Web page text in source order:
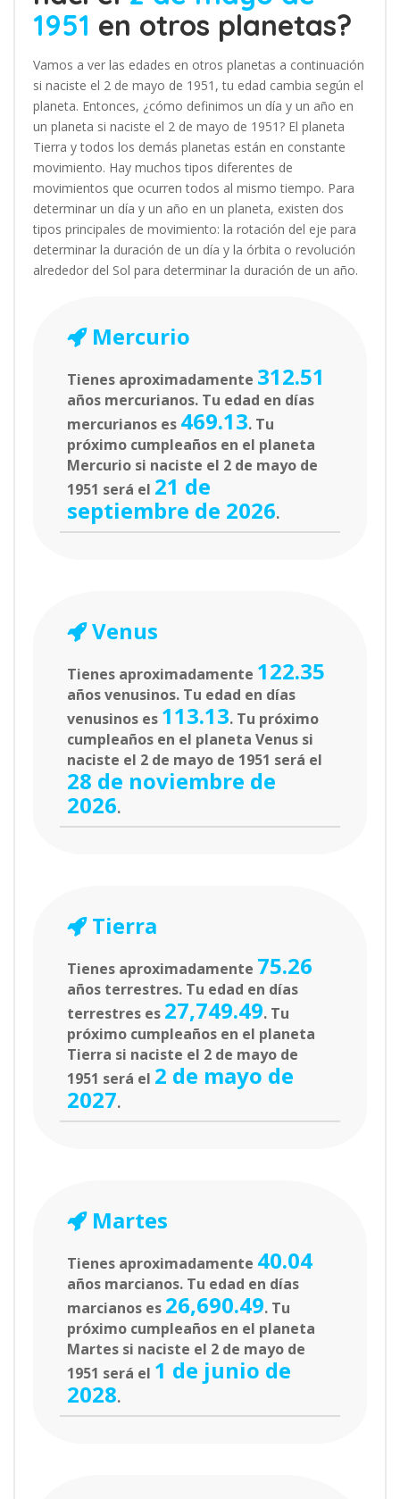
1951 en otros planetas?
Vamos a ver las edades en otros planetas a continuación
si naciste el 2 de mayo de 1951, tu edad cambia según el
planeta. Entonces, ¿cómo definimos un día y un año en
un planeta si naciste el 2 de mayo de 1951? El planeta
Tierra y todos los demás planetas están en constante
movimiento. Hay muchos tipos diferentes de
movimientos que ocurren todos al mismo tiempo. Para
determinar un día y un año en un planeta, existen dos
tipos principales de movimiento: la rotación del eje para
determinar la duración de un día y la órbita o revolución
alrededor del Sol para determinar la duración de un año.
Mercurio
Tienes aproximadamente 312.51
años mercurianos. Tu edad en días
mercurianos es 469.13. Tu
próximo cumpleaños en el planeta
Mercurio si naciste el 2 de mayo de
1951 será el 21 de
septiembre de 2026.
Venus
Tienes aproximadamente 122.35
años venusinos. Tu edad en días
venusinos es 113.13. Tu próximo
cumpleaños en el planeta Venus si
naciste el 2 de mayo de 1951 será el
28 de noviembre de
2026.
Tierra
Tienes aproximadamente 75.26
años terrestres. Tu edad en días
terrestres es 27,749.49. Tu
próximo cumpleaños en el planeta
Tierra si naciste el 2 de mayo de
1951 será el 2 de mayo de
2027.
Martes
Tienes aproximadamente 40.04
años marcianos. Tu edad en días
marcianos es 26,690.49. Tu
próximo cumpleaños en el planeta
Martes si naciste el 2 de mayo de
1951 será el 1 de junio de
2028.